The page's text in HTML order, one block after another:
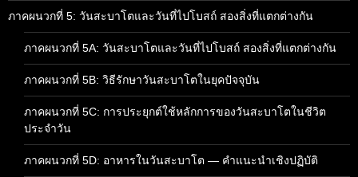
ภาคผนวกที่ 5: วันสะบาโตและวันที่ไปโบสถ์ สองสิ่งที่แตกต่างกัน
ภาคผนวกที่ 5A: วันสะบาโตและวันที่ไปโบสถ์ สองสิ่งที่แตกต่างกัน
ภาคผนวกที่ 5B: วิธีรักษาวันสะบาโตในยุคปัจจุบัน
ภาคผนวกที่ 5C: การประยุกต์ใช้หลักการของวันสะบาโตในชีวิต
ประจำวัน
ภาคผนวกที่ 5D: อาหารในวันสะบาโต — คำแนะนำเชิงปฏิบัติ